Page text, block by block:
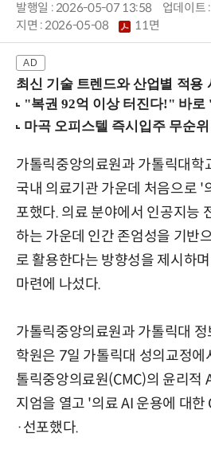
발행일 : 2026-05-07 13:58
업데이
지면 :2026-05-08 11면
최신 기술 트렌드와 산업별 적용 사례, 실질적인 실
가톨릭중앙의료원과 가톨릭대학
국내 의료기관 가운데 처음으로 '
포했다. 의료 분야에서 인공지능
하는 가운데 인간 존엄성을 기반
로 활용한다는 방향성을 제시하
마련에 나섰다.
가톨릭중앙의료원과 가톨릭대
학원은 7일 가톨릭대 성의교정에
톨릭중앙의료원(CMC)의 윤리적
지엄을 열고 '의료 AI 운용에 대한
·선포했다.